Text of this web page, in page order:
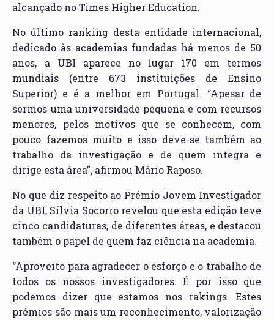
alcançado no Times Higher Education.
No último ranking desta entidade internacional,
dedicado às academias fundadas há menos de 50
anos, a UBI aparece no lugar 170 em termos
mundiais (entre 673 instituições de Ensino
Superior) e é a melhor em Portugal. “Apesar de
sermos uma universidade pequena e com recursos
menores, pelos motivos que se conhecem, com
pouco fazemos muito e isso deve-se também ao
trabalho da investigação e de quem integra e
dirige esta área”, afirmou Mário Raposo.
No que diz respeito ao Prémio Jovem Investigador
da UBI, Sílvia Socorro revelou que esta edição teve
cinco candidaturas, de diferentes áreas, e destacou
também o papel de quem faz ciência na academia.
“Aproveito para agradecer o esforço e o trabalho de
todos os nossos investigadores. É por isso que
podemos dizer que estamos nos rakings. Estes
prémios são mais um reconhecimento, valorização